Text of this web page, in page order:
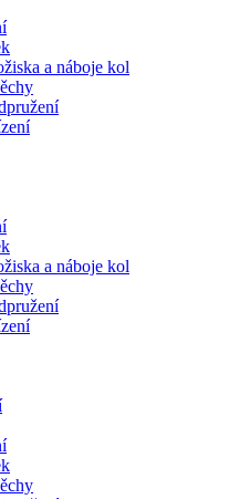
a náboje kol
a náboje kol